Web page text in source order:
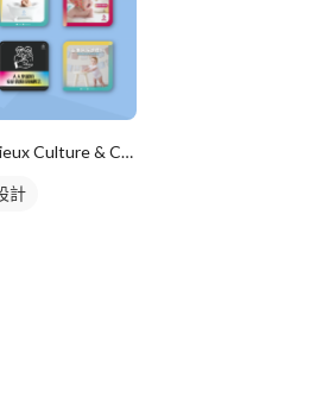
妙音文創 Mélodieux Culture & Creat
計